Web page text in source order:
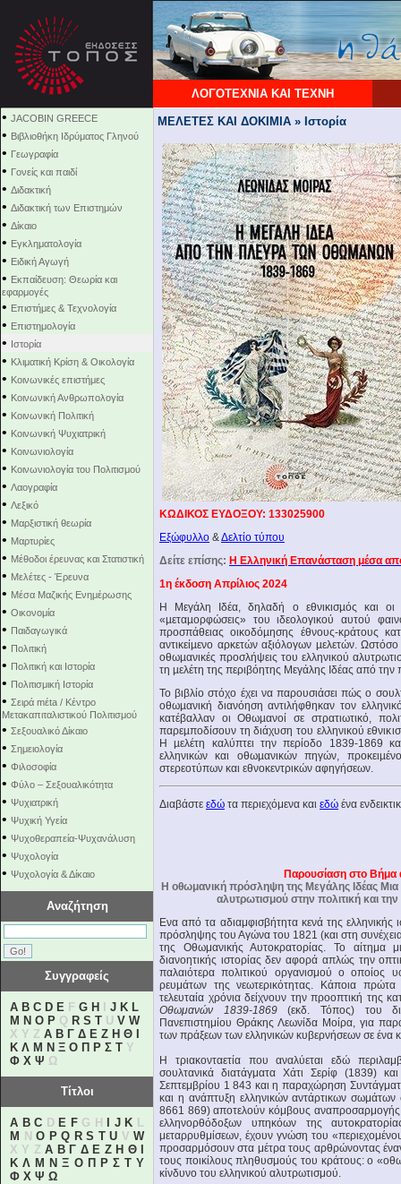
ΛΟΓΟΤΕΧΝΙΑ ΚΑΙ ΤΕΧΝΗ
• JACOBIN GREECE
• Βιβλιοθήκη Ιδρύματος Γληνού
• Γεωγραφία
• Γονείς και παιδί
• Διδακτική
• Διδακτική των Επιστημών
• Δίκαιο
• Εγκληματολογία
• Ειδική Αγωγή
• Εκπαίδευση: Θεωρία και
εφαρμογές
• Επιστήμες & Τεχνολογία
• Επιστημολογία
• Ιστορία
• Κλιματική Κρίση & Οικολογία
• Κοινωνικές επιστήμες
• Κοινωνική Ανθρωπολογία
• Κοινωνική Πολιτική
• Κοινωνική Ψυχιατρική
• Κοινωνιολογία
• Κοινωνιολογία του Πολιτισμού
• Λαογραφία
• Λεξικό
• Μαρξιστική θεωρία
• Μαρτυρίες
• Μέθοδοι έρευνας και Στατιστική
• Μελέτες - Έρευνα
• Μέσα Μαζικής Ενημέρωσης
• Οικονομία
• Παιδαγωγικά
• Πολιτική
• Πολιτική και Ιστορία
• Πολιτισμική Ιστορία
• Σειρά mέta / Κέντρο
Μετακαπιταλιστικού Πολιτισμού
• Σεξουαλικό Δίκαιο
• Σημειολογία
• Φιλοσοφία
• Φύλο – Σεξουαλικότητα
• Ψυχιατρική
• Ψυχική Υγεία
• Ψυχοθεραπεία-Ψυχανάλυση
• Ψυχολογία
• Ψυχολογία & Δίκαιο
Αναζήτηση
Συγγραφείς
A B C D E F G H J K L
M N O P Q R S T U V W
X Y Z Α Β Γ Δ Ε Ζ Η Θ
Κ Λ Μ Ν Ξ Ο Π Ρ Σ Τ Υ
Φ Χ Ψ Ω
Τίτλοι
A B C D E FG H J K L
M
N O P Q R S T U V W
X Y ZΑ Β Γ Δ Ε Ζ Η Θ
Κ Λ Μ Ν Ξ Ο Π Ρ Σ Τ Υ
Φ Χ Ψ Ω
ΜΕΛΕΤΕΣ ΚΑΙ ΔΟΚΙΜΙΑ » Ιστορία
ΚΩΔΙΚΟΣ ΕΥΔΟΞΟΥ: 133025900
Εξώφυλλο &Δελτίο τύπου
Δείτε επίσης: Η Ελληνική Επανάσταση μέσα
1η έκδοση Απρίλιος 2024
Η Μεγάλη Ιδέα, δηλαδή ο εθνικισµός και οι
«µεταµορφώσεις» του ιδεολογικού αυτού
προσπάθειας οικοδόµησης έθνους-κράτους
αντικείµενο αρκετών αξιόλογων µελετών.
οθωµανικές προσλήψεις του ελληνικού
τη µελέτη της περιβόητης Μεγάλης Ιδέας από
Το βιβλίο στόχο έχει να παρουσιάσει πώς ο
οθωµανική διανόηση αντιλήφθηκαν τον
κατέβαλλαν οι Οθωµανοί σε στρατιωτικό,
παρεµποδίσουν τη διάχυση του ελληνικού
Η µελέτη καλύπτει την περίοδο 1839-1869
ελληνικών και οθωµανικών πηγών,
στερεοτύπων και εθνοκεντρικών αφηγήσεων.
Διαβάστε εδώ τα περιεχόμενα και εδώ ένα
Παρουσίαση στο
Η οθωμανική πρόσληψη της Μεγάλης Ιδέας Μια
αλυτρωτισμού στην πολιτική και
Ενα από τα αδιαμφισβήτητα κενά της
πρόσληψης του Αγώνα του 1821 (και στη
της Οθωμανικής Αυτοκρατορίας. Το αίτημα
διανοητικής ιστορίας δεν αφορά απλώς την
παλαιότερα πολιτικού οργανισμού ο οποίος
ρευμάτων της νεωτερικότητας. Κάποια
τελευταία χρόνια δείχνουν την προοπτική της
Οθωμανών 1839-1869(εκδ. Τόπος) του
Πανεπιστημίου Θράκης Λεωνίδα Μοίρα, για
των πράξεων των ελληνικών κυβερνήσεων σε ένα
Η τριακονταετία που αναλύεται εδώ
σουλτανικά διατάγματα Χάτι Σερίφ (1839)
Σεπτεμβρίου 1 843 και η παραχώρηση
και η ανάπτυξη ελληνικών αντάρτικων
8661 869) αποτελούν κόμβους αναπροσαρμογής
ελληνορθόδοξων υπηκόων της
μεταρρυθμίσεων, έχουν γνώση του
προσαρμόσουν στα μέτρα τους αρθρώνοντας
τους ποικίλους πληθυσμούς του κράτους: ο
κίνδυνο του ελληνικού αλυτρωτισμού.